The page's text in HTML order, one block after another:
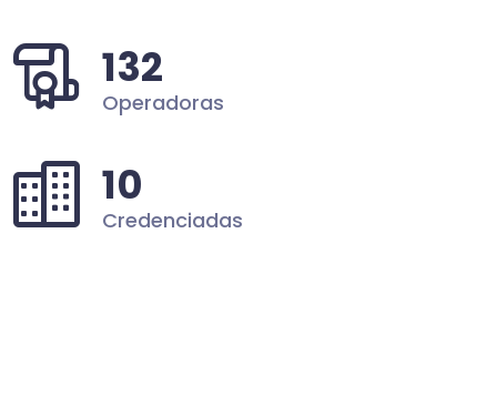
132
Operadoras
10
Credenciadas